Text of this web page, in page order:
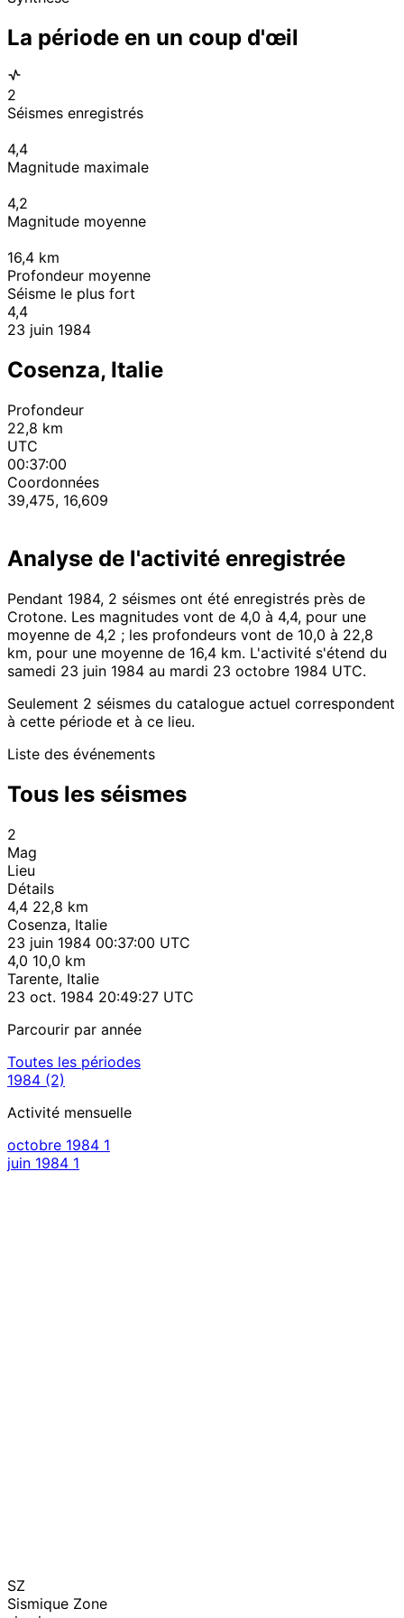
La période en un coup d'œil
2
Séismes enregistrés
4,4
Magnitude maximale
4,2
Magnitude moyenne
16,4 km
Profondeur moyenne
Séisme le plus fort
4,4
23 juin 1984
Cosenza, Italie
Profondeur
22,8 km
UTC
00:37:00
Coordonnées
39,475, 16,609
Analyse de l'activité enregistrée
Pendant 1984, 2 séismes ont été enregistrés près de
Crotone. Les magnitudes vont de 4,0 à 4,4, pour une
moyenne de 4,2 ; les profondeurs vont de 10,0 à 22,8
km, pour une moyenne de 16,4 km. L'activité s'étend du
samedi 23 juin 1984 au mardi 23 octobre 1984 UTC.
Seulement 2 séismes du catalogue actuel correspondent
à cette période et à ce lieu.
Liste des événements
Tous les séismes
2
Mag
Lieu
Détails
4,4 22,8 km
Cosenza, Italie
23 juin 1984 00:37:00 UTC
4,0 10,0 km
Tarente, Italie
23 oct. 1984 20:49:27 UTC
Parcourir par année
Toutes les périodes
1984 (2)
Activité mensuelle
octobre 1984 1
juin 1984 1
SZ
Sismique Zone